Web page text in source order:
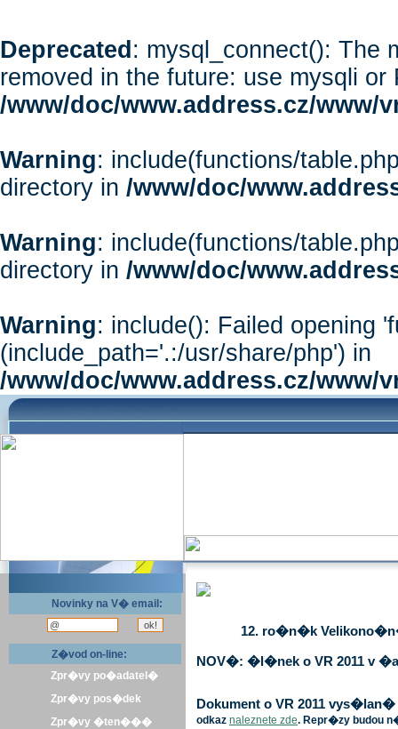
Deprecated : mysql_connect(): The
removed in the future: use mysqli or
/www/doc/www.address.cz/www/
Warning: include(functions/
directory in /www/doc/
Warning: include(functions/
directory in /www/doc/
Warning: include(): Failed opening
(include_path='.:/usr/share/php') in
/www/doc/www.address.cz/www/
Novinky na V� email:
Z�vod on-line:
Zpr�vy po�adatel�
Zpr�vy pos�dek
Zpr�vy �ten���
12. ro�n�k
NOV�: �l�nek o VR 2011 v
Dokument o VR 2011
odkaz naleznete zde. Repr�zy budou